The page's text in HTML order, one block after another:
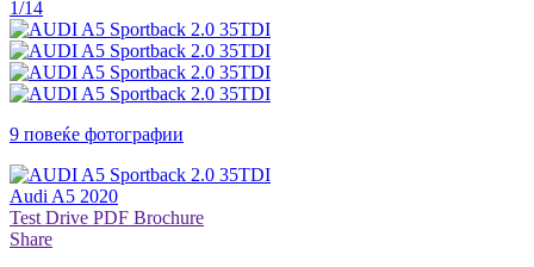
1/14
9 повеќе фотографии
Audi A5 2020
Test Drive PDF Brochure
Share